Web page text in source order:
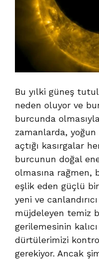
Bu yılki güneş
neden oluyor ve
burcunda
zamanlarda,
açtığı kasırgalar
burcunun doğal
olmasına rağmen,
eşlik eden güçlü
yeni ve
müjdeleyen temiz
gerilemesinin
dürtülerimizi
gerekiyor. Ancak